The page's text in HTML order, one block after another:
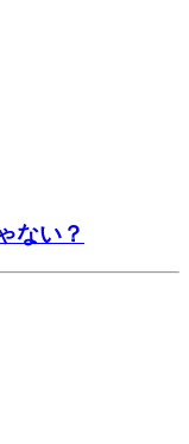
ない？